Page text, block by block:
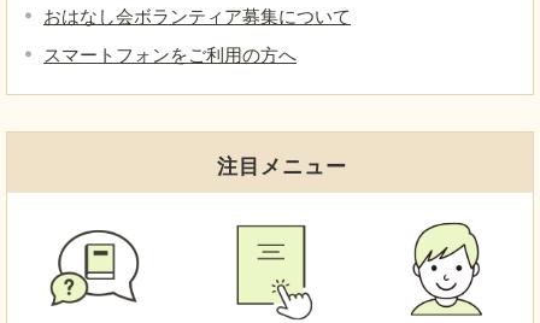
おはなし会ボランティア募集について
スマートフォンをご利用の方へ
注目メニュー